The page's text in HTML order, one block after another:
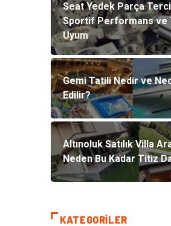
Seat Yedek Parça
Sportif Performans ve
Uyum
Gemi Tatili Nedir ve
Edilir?
Altınoluk Satılık Villa
Neden Bu Kadar Titiz
KATEGORILER